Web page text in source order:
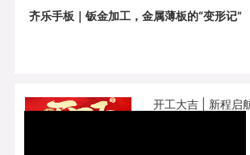
齐乐手板｜钣金加工，金属薄板的“变形记”
开工大吉 | 新程启